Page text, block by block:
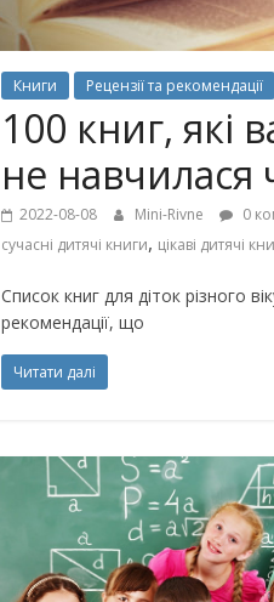
Книги Рецензії та рекомендації
100 книг, які
не навчилася
2022-08-08 Mini-Rivne 0
сучасні дитячі книги, цікаві дитячі
Список книг для діток різного
рекомендації, що
Читати далі